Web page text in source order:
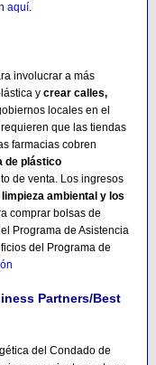
aquí.
involucrar a más
y crear calles,
locales en el
que las tiendas
farmacias cobren
de plástico
de venta. Los ingresos
ambiental y los
comprar bolsas de
Programa de Asistencia
del Programa de
Partners/Best
del Condado de